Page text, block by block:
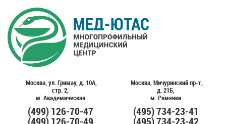
Москва, ул. Гримау, д. 10А,
стр. 2,
м. Академическая
(499)126-70-47
(499)126-70-49
Москва, Мичуринский пр-т,
д. 21Б,
м. Раменки
(495)734-23-41
(495)734-23-42